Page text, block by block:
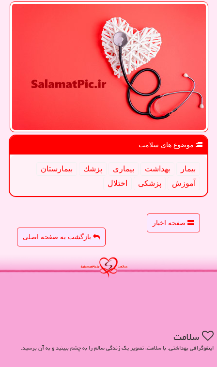
موضوع های سلامت
بیمار بهداشت بیماری پزشك
بیمارستان
آموزش
پزشكی اختلال
صفحه اخبار
بازگشت به صفحه اصلی
سلامت
اینفوگرافی بهداشتی. با سلامت، تصویر یک زندگی سالم را به چشم ببینید و به آن برسید.